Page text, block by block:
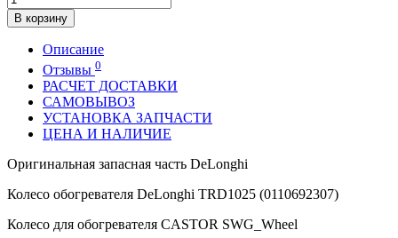
В корзину
Описание
Отзывы 0
РАСЧЕТ ДОСТАВКИ
САМОВЫВОЗ
УСТАНОВКА ЗАПЧАСТИ
ЦЕНА И НАЛИЧИЕ
Оригинальная запасная часть DeLonghi
Колесо обогревателя DeLonghi TRD1025 (0110692307)
Колесо для обогревателя CASTOR SWG_Wheel